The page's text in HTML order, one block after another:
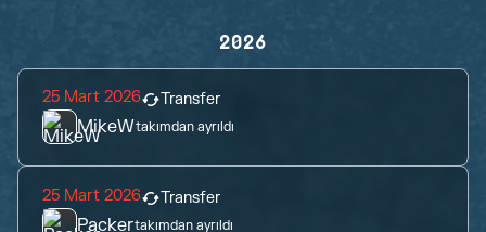
2026
25 Mart 2026 Transfer
MikeWtakımdan ayrıldı
25 Mart 2026 Transfer
Packertakımdan ayrıldı